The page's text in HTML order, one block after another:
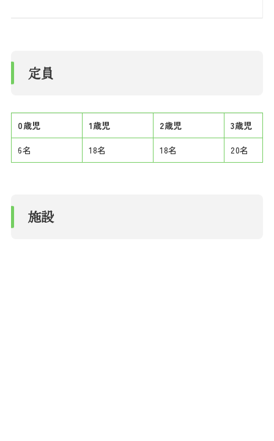
定員
0歳児 1歳児 2歳児
3歳児
6名
18名 18名 20名
施設